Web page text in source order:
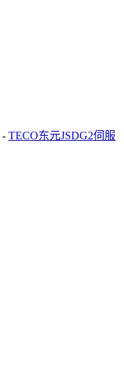
- TECO东元JSDG2伺服